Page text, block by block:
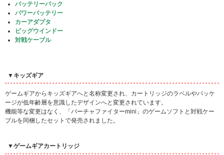
バッテリーパック
パワーバッテリー
カーアダプタ
ビッグウインドー
対戦ケーブル
▼キッズギア
ゲームギアからキッズギアへと名称変更され、カートリッジのラベルやパッケ
ージが低年齢層を意識したデザインへと変更されています。
機能等な変更はなく、「バーチャファイターmini」のゲームソフトと対戦ケー
ブルを同梱したセットで発売されました。
▼ゲームギアカートリッジ